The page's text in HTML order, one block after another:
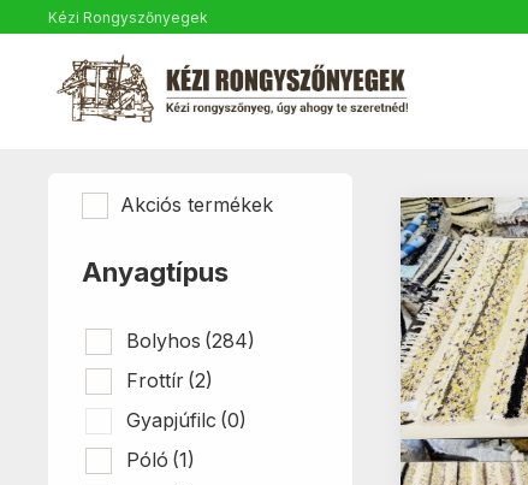
Kézi Rongyszőnyegek
Akciós termékek
Anyagtípus
Bolyhos (284)
Frottír (2)
Gyapjúfilc (0)
Póló (1)